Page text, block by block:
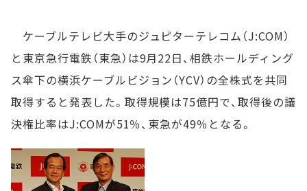
ケーブルテレビ大手のジュピターテレコム（J:COM）
と東京急行電鉄（東急）は9月22日、相鉄ホールディング
ス傘下の横浜ケーブルビジョン（YCV）の全株式を共同
取得すると発表した。取得規模は75億円で、取得後の議
決権比率はJ:COMが51％、東急が49％となる。